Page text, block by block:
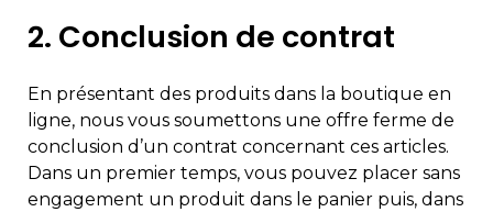
2. Conclusion de contrat
En présentant des produits dans la boutique en
ligne, nous vous soumettons une offre ferme de
conclusion d’un contrat concernant ces articles.
Dans un premier temps, vous pouvez placer sans
engagement un produit dans le panier puis, dans